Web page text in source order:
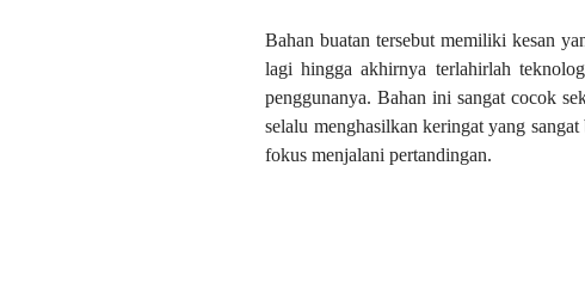
Bahan buatan tersebut memiliki kesan
lagi hingga akhirnya terlahirlah
penggunanya. Bahan ini sangat cocok
selalu menghasilkan keringat yang
fokus menjalani pertandingan.